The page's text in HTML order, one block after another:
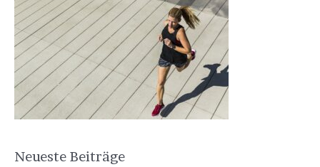
e
n
n
a
c
h
Neueste Beiträge